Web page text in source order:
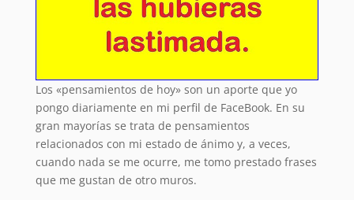
Los «pensamientos de hoy» son un aporte que yo
pongo diariamente en mi perfil de FaceBook. En su
gran mayorías se trata de pensamientos
relacionados con mi estado de ánimo y, a veces,
cuando nada se me ocurre, me tomo prestado frases
que me gustan de otro muros.